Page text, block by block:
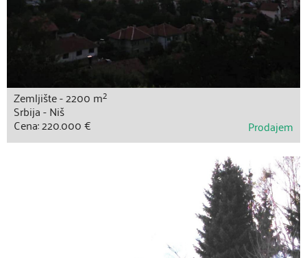
Zemljište - 2200 m2
Srbija - Niš
Cena: 220.000 € Prodajem